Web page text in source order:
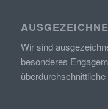
Wir sind
besonderes